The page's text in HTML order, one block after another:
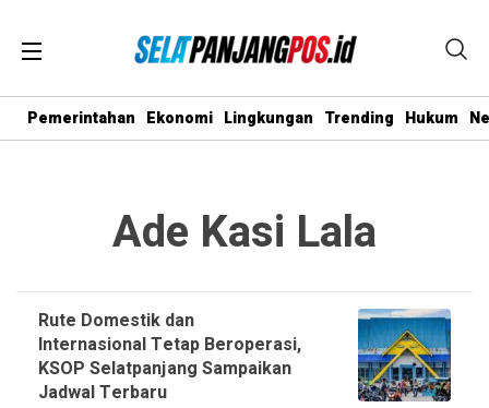
Pemerintahan Ekonomi Lingkungan Trending Hukum
Ade Kasi Lala
Rute Domestik dan
Internasional Tetap Beroperasi,
KSOP Selatpanjang Sampaikan
Jadwal Terbaru